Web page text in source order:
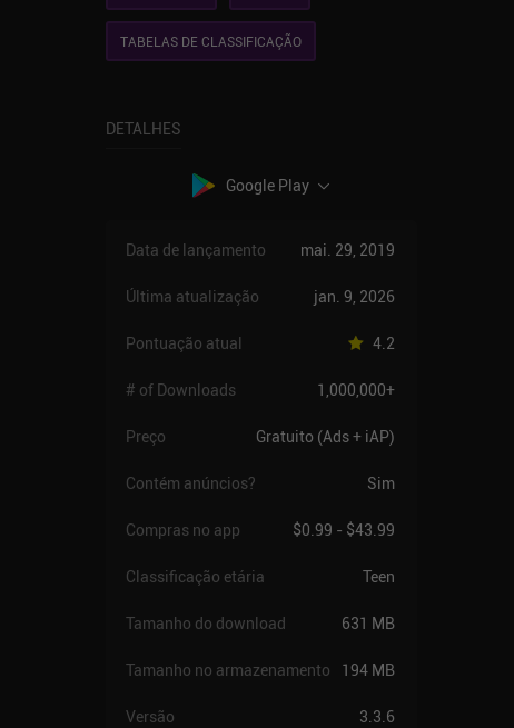
TABELAS DE CLASSIFICAÇÃO
DETALHES
Google Play
Data de lançamento mai. 29, 2019
Última atualização jan. 9, 2026
Pontuação atual 4.2
# of Downloads 1,000,000+
Preço Gratuito (Ads + iAP)
Contém anúncios? Sim
Compras no app $0.99 - $43.99
Classificação etária Teen
Tamanho do download 631 MB
Tamanho no armazenamento 194 MB
Versão 3.3.6